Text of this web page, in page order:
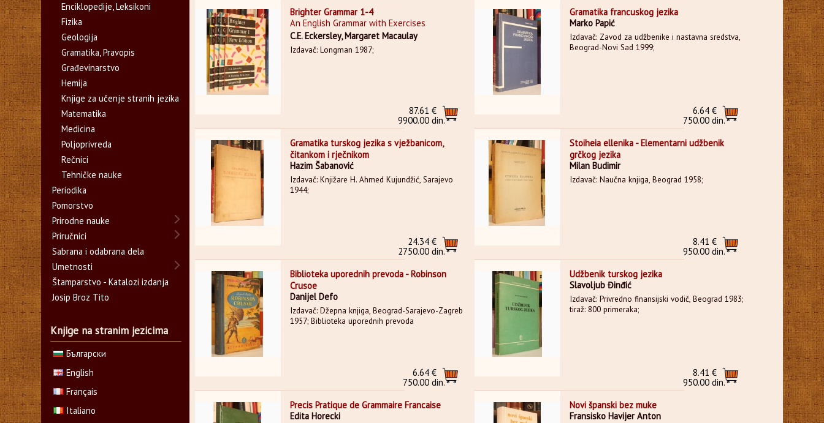
Brighter Grammar 1-4
An English Grammar with Exercises
C.E. Eckersley, Margaret Macaulay
Izdavač: Longman 1987;
87.61 €
9900.00 din.
Gramatika francuskog jezika
Marko Papić
Izdavač: Zavod za udžbenike i nastavna sredstva,
Beograd-Novi Sad 1999;
6.64 €
750.00 din.
Gramatika turskog jezika s vježbanicom,
čitankom i rječnikom
Hazim Šabanović
Izdavač: Knjižare H. Ahmed Kujundžić, Sarajevo
1944;
24.34 €
2750.00 din.
Stoiheia ellenika - Elementarni udžbenik
grčkog jezika
Milan Budimir
Izdavač: Naučna knjiga, Beograd 1958;
8.41 €
950.00 din.
Biblioteka uporednih prevoda - Robinson
Crusoe
Danijel Defo
Izdavač: Džepna knjiga, Beograd-Sarajevo-Zagreb
1957; Biblioteka uporednih prevoda
6.64 €
750.00 din.
Udžbenik turskog jezika
Slavoljub Đinđić
Izdavač: Privredno finansijski vodič, Beograd 1983;
tiraž: 800 primeraka;
8.41 €
950.00 din.
Precis Pratique de Grammaire Francaise
Edita Horecki
Novi španski bez muke
Fransisko Havijer Anton
Enciklopedije, Leksikoni
Fizika
Geologija
Gramatika, Pravopis
Građevinarstvo
Hemija
Knjige za učenje stranih jezika
Matematika
Medicina
Poljoprivreda
Rečnici
Tehničke nauke
Periodika
Pomorstvo
Prirodne nauke
Priručnici
Sabrana i odabrana dela
Umetnosti
Štamparstvo - Katalozi izdanja
Josip Broz Tito
Knjige na stranim jezicima
Български
English
Français
Italiano